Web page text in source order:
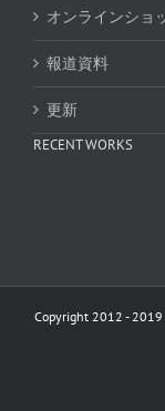
オンラインショ
報道資料
更新
RECENT WORKS
Copyright 2012 - 2019